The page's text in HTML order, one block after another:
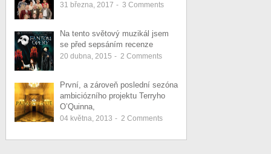
31 března, 2017 - 3 Comments
Na tento světový muzikál jsem
se před sepsáním recenze
20 dubna, 2015 - 2 Comments
První, a zároveň poslední sezóna
ambiciózního projektu Terryho
O’Quinna,
04 května, 2013 - 2 Comments